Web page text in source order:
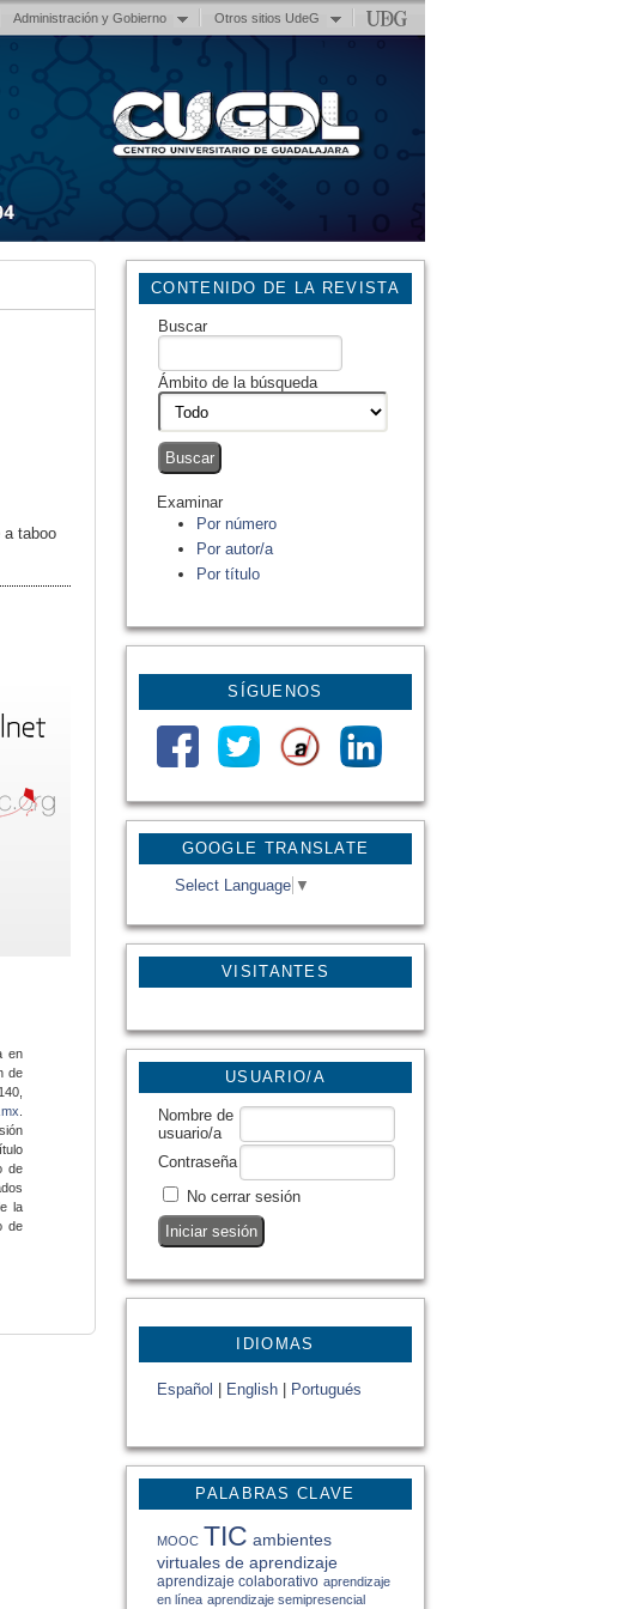
Administración y Gobierno Otros sitios UdeG
GOOGLE TRANSLATE
Select Language ▼
VISITANTES
CONTENIDO DE LA REVISTA
Buscar
Ámbito de la búsqueda
Examinar
Por número
Por autor/a
Por título
SÍGUENOS
USUARIO/A
Nombre de
usuario/a
Contraseña
No cerrar sesión
IDIOMAS
Español English Portugués
PALABRAS CLAVE
MOOC TIC ambientes
virtuales de aprendizaje
aprendizaje colaborativo aprendizaje
en línea aprendizaje semipresencial
taboo
en
de
de
la
de